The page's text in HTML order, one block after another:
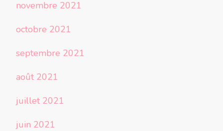
novembre 2021
octobre 2021
septembre 2021
août 2021
juillet 2021
juin 2021